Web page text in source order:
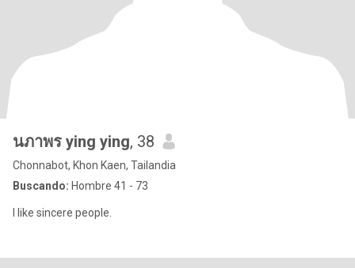
นภาพร ying ying, 38
Chonnabot, Khon Kaen, Tailandia
Buscando: Hombre 41 - 73
I like sincere people.